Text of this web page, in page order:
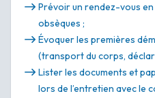
Prévoir un rendez-vous
obsèques ;
Évoquer les premières
(transport du corps,
Lister les documents et
lors de l’entretien avec le